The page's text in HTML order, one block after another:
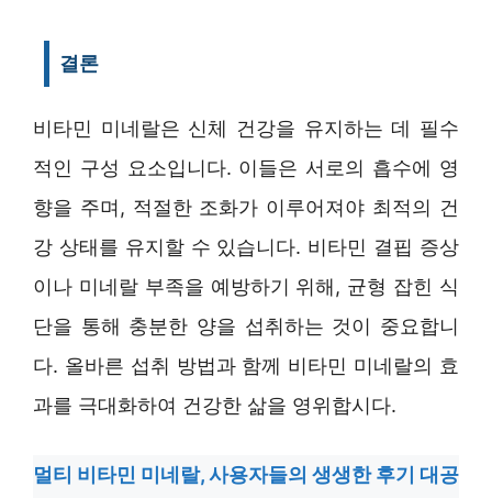
결론
비타민 미네랄은 신체 건강을 유지하는 데 필수
적인 구성 요소입니다. 이들은 서로의 흡수에 영
향을 주며, 적절한 조화가 이루어져야 최적의 건
강 상태를 유지할 수 있습니다. 비타민 결핍 증상
이나 미네랄 부족을 예방하기 위해, 균형 잡힌 식
단을 통해 충분한 양을 섭취하는 것이 중요합니
다. 올바른 섭취 방법과 함께 비타민 미네랄의 효
과를 극대화하여 건강한 삶을 영위합시다.
멀티 비타민 미네랄, 사용자들의 생생한 후기 대공